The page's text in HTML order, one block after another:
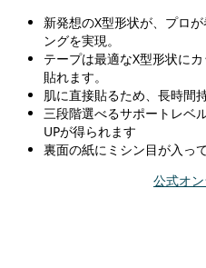
新発想のX型形状が、プロ
ングを実現。
テープは最適なX型形状に
貼れます。
肌に直接貼るため、長時間
三段階選べるサポートレベ
UPが得られます
裏面の紙にミシン目が入っ
公式オ